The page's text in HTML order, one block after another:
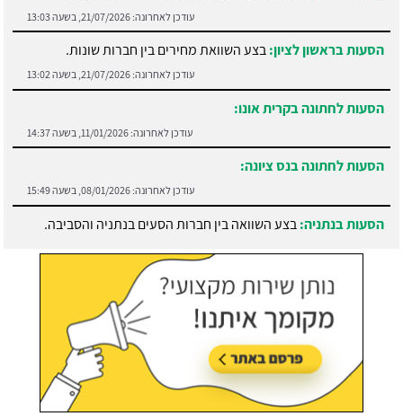
בצע השוואת מחירים בין חברות שונות.
עודכן לאחרונה:21/07/2026, בשעה 13:02
בצע השוואה בין חברות הסעים בנתניה והסביבה.
עודכן לאחרונה:21/07/2026, בשעה 13:05